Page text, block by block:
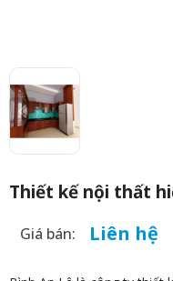
Thiết kế nội thất
Giá bán: Liên hệ